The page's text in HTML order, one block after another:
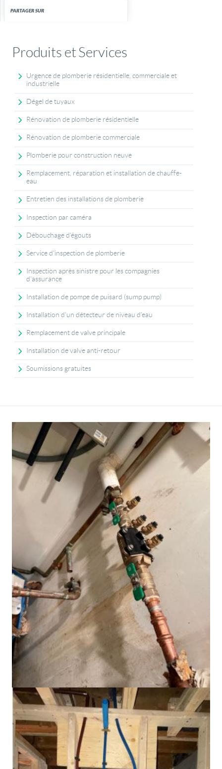
PARTAGER SUR
Produits et Services
Urgence de plomberie résidentielle, commerciale et
industrielle
Dégel de tuyaux
Rénovation de plomberie résidentielle
Rénovation de plomberie commerciale
Plomberie pour construction neuve
Remplacement, réparation et installation de chauffe-
eau
Entretien des installations de plomberie
Inspection par caméra
Débouchage d'égouts
Service d'inspection de plomberie
Inspection après sinistre pour les compagnies
d’assurance
Installation de pompe de puisard (sump pump)
Installation d’un détecteur de niveau d’eau
Remplacement de valve principale
Installation de valve anti-retour
Soumissions gratuites